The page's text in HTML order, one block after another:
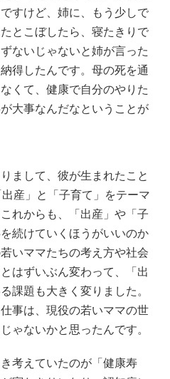
すけど、姉に、もう少しで
とこぼしたら、寝たきりで
ないじゃないと姉が言った
得したんです。母の死を通
くて、健康で自分のやりた
大事なんだなということが
まして、彼が生まれたこと
産」と「子育て」をテーマ
れからも、「出産」や「子
続けていくほうがいいのか
いママたちの考え方や社会
はずいぶん変わって、「出
課題も大きく変りました。
事は、現役の若いママの世
ゃないかと思ったんです。
考えていたのが「健康寿